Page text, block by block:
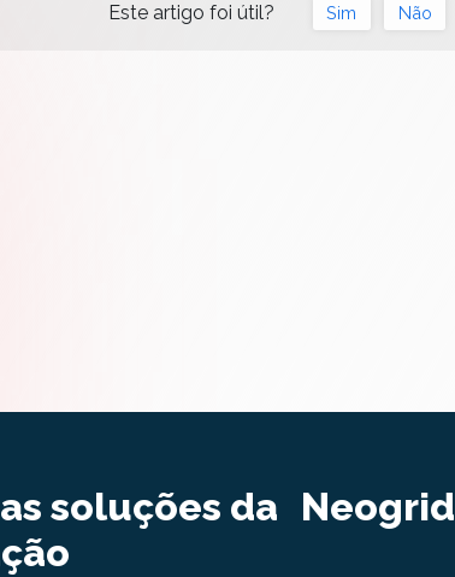
Este artigo foi útil? Sim Não
soluções da Neogrid